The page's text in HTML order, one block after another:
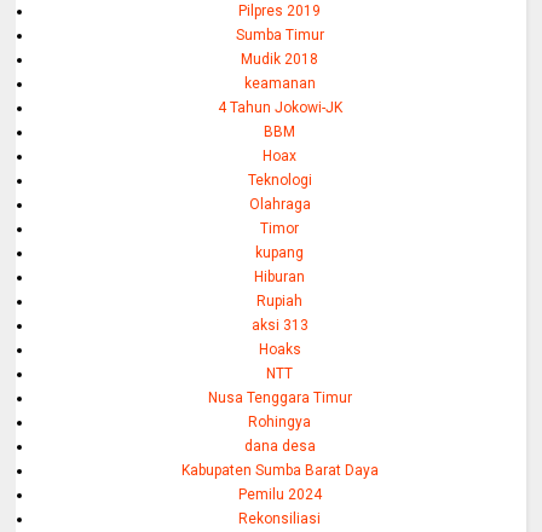
Pilpres 2019
Sumba Timur
Mudik 2018
keamanan
4 Tahun Jokowi-JK
BBM
Hoax
Teknologi
Olahraga
Timor
kupang
Hiburan
Rupiah
aksi 313
Hoaks
NTT
Nusa Tenggara Timur
Rohingya
dana desa
Kabupaten Sumba Barat Daya
Pemilu 2024
Rekonsiliasi